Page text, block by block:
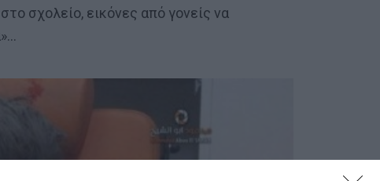
σχολείο, εικόνες από γονείς να